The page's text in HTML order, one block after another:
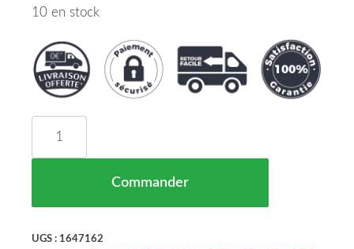
10 en stock
Commander
UGS : 1647162